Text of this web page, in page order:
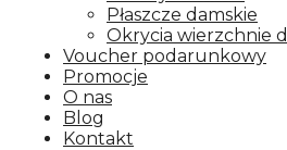
Płaszcze damskie
Okrycia wierzchnie
Voucher podarunkowy
Promocje
O nas
Blog
Kontakt